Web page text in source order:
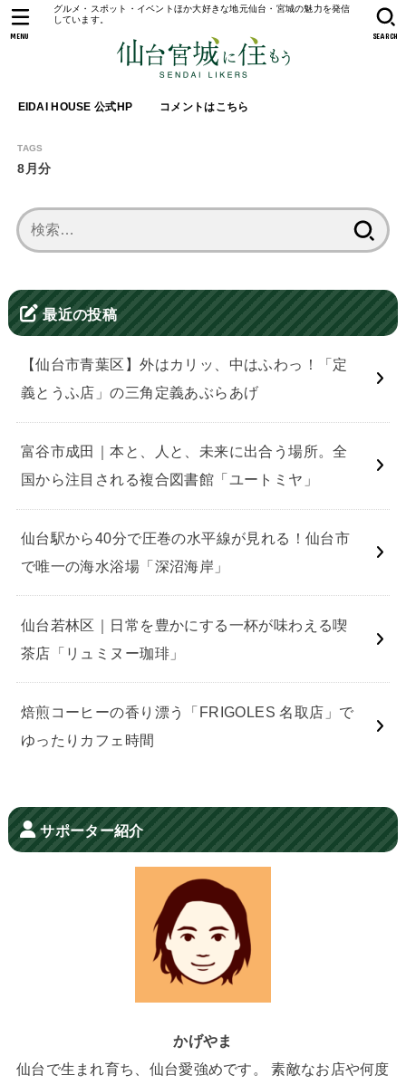
グルメ・スポット・イベントほか大好きな地元仙台・宮城の魅力を発信
しています。
EIDAI HOUSE 公式HP コメントはこちら
SEARCH
MENU
8月分
索:
最近の投稿
【仙台市青葉区】外はカリッ、中はふわっ！「定
義とうふ店」の三角定義あぶらあげ
富谷市成田｜本と、人と、未来に出合う場所。全
国から注目される複合図書館「ユートミヤ」
仙台駅から40分で圧巻の水平線が見れる！仙台市
で唯一の海水浴場「深沼海岸」
仙台若林区｜日常を豊かにする一杯が味わえる喫
茶店「リュミヌー珈琲」
焙煎コーヒーの香り漂う「FRIGOLES 名取店」で
ゆったりカフェ時間
サポーター紹介
かげやま
仙台で生まれ育ち、仙台愛強めです。 素敵なお店や何度